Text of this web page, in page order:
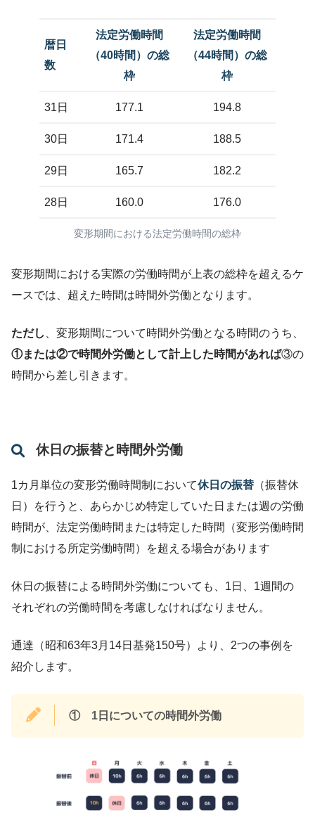
暦日
数
法定労働時間
（40時間）の総
枠
法定労働時間
（44時間）の総
枠
31日 177.1 194.8
30日 171.4 188.5
29日 165.7 182.2
28日 160.0 176.0
変形期間における法定労働時間の総枠
変形期間における実際の労働時間が上表の総枠を超えるケ
ースでは、超えた時間は時間外労働となります。
ただし 、変形期間について時間外労働となる時間のうち、
①または②で時間外労働として計上した時間があれば③の
時間から差し引きます。
休日の振替と時間外労働
1カ月単位の変形労働時間制において休日の振替 （振替休
日）を行うと、あらかじめ特定していた日または週の労働
時間が、法定労働時間または特定した時間（変形労働時間
制における所定労働時間）を超える場合があります
休日の振替による時間外労働についても、1日、1週間の
それぞれの労働時間を考慮しなければなりません。
通達（昭和63年3月14日基発150号）より、2つの事例を
紹介します。
① 1日についての時間外労働